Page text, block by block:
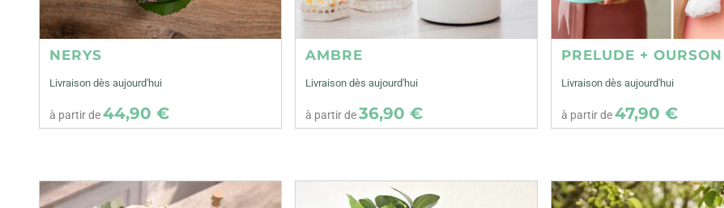
NERYS
Livraison dès aujourd'hui
à partir de44,90 €
AMBRE
Livraison dès aujourd'hui
à partir de36,90 €
PRELUDE + OURSON
Livraison dès aujourd'hui
à partir de47,90 €